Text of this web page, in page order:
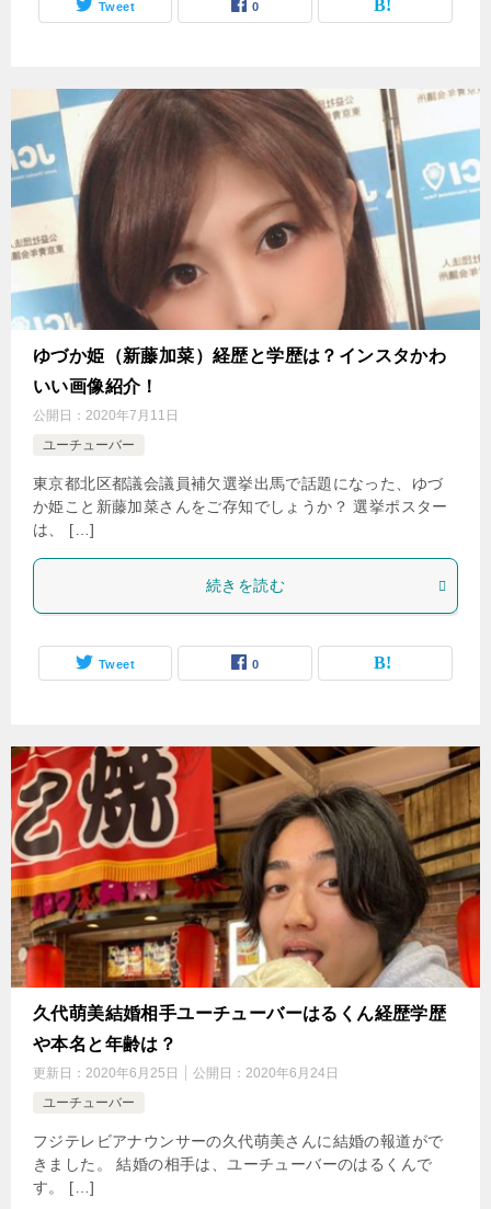
Tweet 0
ゆづか姫（新藤加菜）経歴と学歴は？インスタかわ
いい画像紹介！
公開日： 2020年7月11日
ユーチューバー
東京都北区都議会議員補欠選挙出馬で話題になった、ゆづ
か姫こと新藤加菜さんをご存知でしょうか？ 選挙ポスター
は、 […]
続きを読む
Tweet 0
久代萌美結婚相手ユーチューバーはるくん経歴学歴
や本名と年齢は？
更新日： 2020年6月25日 公開日： 2020年6月24日
ユーチューバー
フジテレビアナウンサーの久代萌美さんに結婚の報道がで
きました。 結婚の相手は、ユーチューバーのはるくんで
す。 […]